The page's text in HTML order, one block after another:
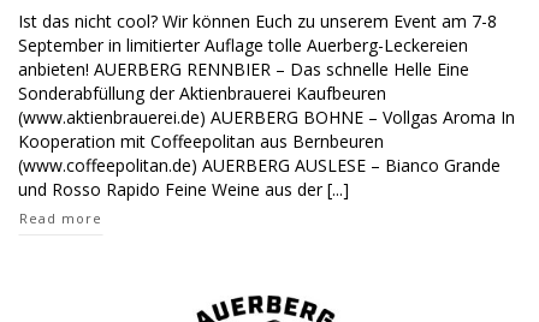
Kaffee
Wein
–
alles
Ist das nicht cool? Wir können Euch zu unserem Event am 7-8
September in limitierter Auflage tolle Auerberg-Leckereien
anbieten! AUERBERG RENNBIER – Das schnelle Helle Eine
Sonderabfüllung der Aktienbrauerei Kaufbeuren
(www.aktienbrauerei.de) AUERBERG BOHNE – Vollgas Aroma In
Kooperation mit Coffeepolitan aus Bernbeuren
(www.coffeepolitan.de) AUERBERG AUSLESE – Bianco Grande
und Rosso Rapido Feine Weine aus der [...]
Read more